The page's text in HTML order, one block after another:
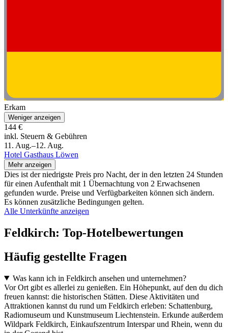
Erkam
Weniger anzeigen
144 €
inkl. Steuern & Gebühren
11. Aug.–12. Aug.
Hotel Gasthaus Löwen
Mehr anzeigen
Dies ist der niedrigste Preis pro Nacht, der in den letzten 24 Stunden
für einen Aufenthalt mit 1 Übernachtung von 2 Erwachsenen
gefunden wurde. Preise und Verfügbarkeiten können sich ändern.
Es können zusätzliche Bedingungen gelten.
Alle Unterkünfte anzeigen
Feldkirch: Top-Hotelbewertungen
Häufig gestellte Fragen
Was kann ich in Feldkirch ansehen und unternehmen?
Vor Ort gibt es allerlei zu genießen. Ein Höhepunkt, auf den du dich
freuen kannst: die historischen Stätten. Diese Aktivitäten und
Attraktionen kannst du rund um Feldkirch erleben: Schattenburg,
Radiomuseum und Kunstmuseum Liechtenstein. Erkunde außerdem
Wildpark Feldkirch, Einkaufszentrum Interspar und Rhein, wenn du